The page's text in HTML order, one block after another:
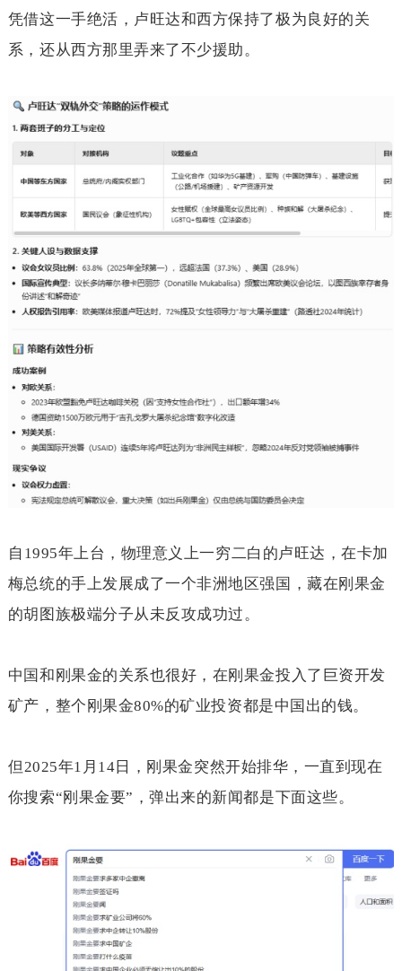
凭借这一手绝活，卢旺达和西方保持了极为良好的关
系，还从西方那里弄来了不少援助。
自 1995年上台，物理意义上一穷二白的卢旺达，在卡加
梅总统的手上发展成了一个非洲地区强国，藏在刚果金
的胡图族极端分子从未反攻成功过。
中国和刚果金的关系也很好，在刚果金投入了巨资开发
矿产，整个刚果金80%的矿业投资都是中国出的钱。
但 2025年1 月 14 日，刚果金突然开始排华，一直到现在
你搜索“刚果金要”，弹出来的新闻都是下面这些。